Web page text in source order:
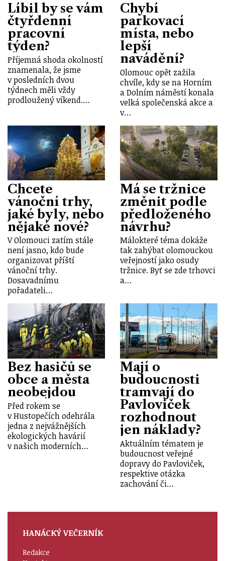
Líbil by se vám
čtyřdenní
pracovní
týden?
Příjemná shoda okolností
znamenala, že jsme
v posledních dvou
týdnech měli vždy
prodloužený víkend.…
Chybí
parkovací
místa, nebo
lepší
navádění?
Olomouc opět zažila
chvíle, kdy se na Horním
a Dolním náměstí konala
velká společenská akce a
v…
Chcete
vánoční trhy,
jaké byly, nebo
nějaké nové?
V Olomouci zatím stále
není jasno, kdo bude
organizovat příští
vánoční trhy.
Dosavadnímu
pořadateli…
Má se tržnice
změnit podle
předloženého
návrhu?
Málokteré téma dokáže
tak zahýbat olomouckou
veřejností jako osudy
tržnice. Byť se zde trhovci
a…
Bez hasičů se
obce a města
neobejdou
Před rokem se
v Hustopečích odehrála
jedna z nejvážnějších
ekologických havárií
v našich moderních…
Mají o
budoucnosti
tramvají do
Pavloviček
rozhodnout
jen náklady?
Aktuálním tématem je
budoucnost veřejné
dopravy do Pavloviček,
respektive otázka
zachování či…
HANÁCKÝ VEČERNÍK
Redakce